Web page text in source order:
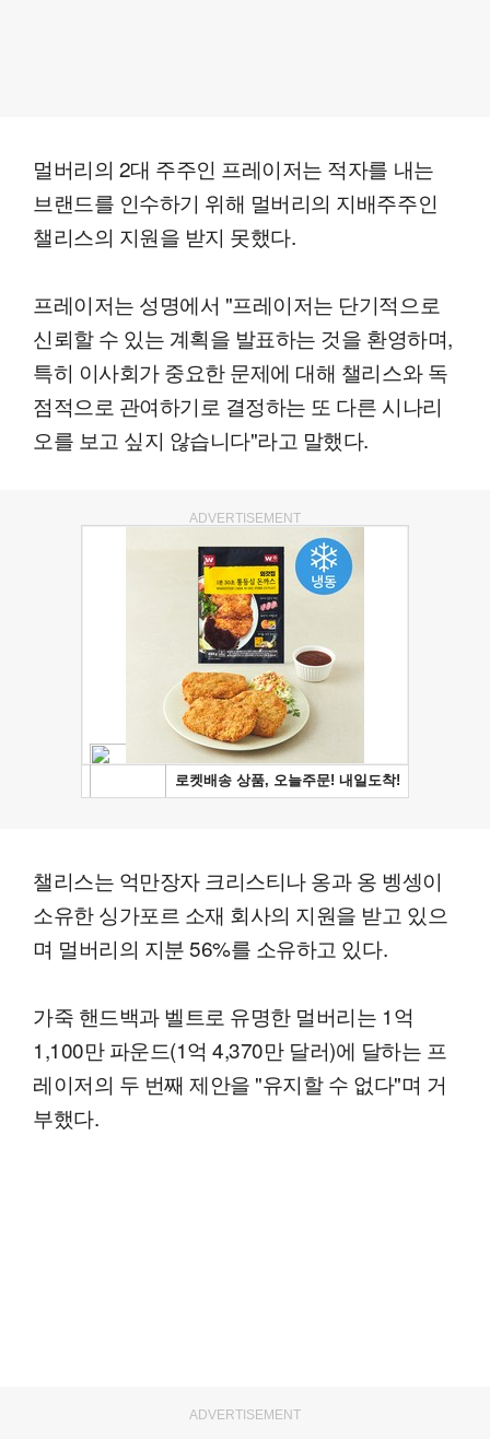
멀버리의 2대 주주인 프레이저는 적자를 내는
브랜드를 인수하기 위해 멀버리의 지배주주인
챌리스의 지원을 받지 못했다.
프레이저는 성명에서 "프레이저는 단기적으로
신뢰할 수 있는 계획을 발표하는 것을 환영하며,
특히 이사회가 중요한 문제에 대해 챌리스와 독
점적으로 관여하기로 결정하는 또 다른 시나리
오를 보고 싶지 않습니다"라고 말했다.
ADVERTISEMENT
챌리스는 억만장자 크리스티나 옹과 옹 벵셍이
소유한 싱가포르 소재 회사의 지원을 받고 있으
며 멀버리의 지분 56%를 소유하고 있다.
가죽 핸드백과 벨트로 유명한 멀버리는 1억
1,100만 파운드(1억 4,370만 달러)에 달하는 프
레이저의 두 번째 제안을 "유지할 수 없다"며 거
부했다.
ADVERTISEMENT